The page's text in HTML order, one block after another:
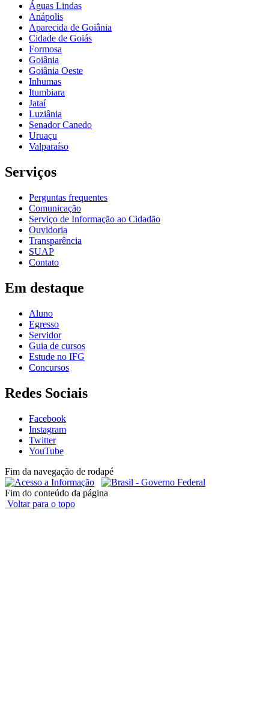
Águas Lindas
Anápolis
Aparecida de Goiânia
Cidade de Goiás
Formosa
Goiânia
Goiânia Oeste
Inhumas
Itumbiara
Jataí
Luziânia
Senador Canedo
Uruaçu
Valparaíso
Serviços
Perguntas frequentes
Comunicação
Serviço de Informação ao Cidadão
Ouvidoria
Transparência
SUAP
Contato
Em destaque
Aluno
Egresso
Servidor
Guia de cursos
Estude no IFG
Concursos
Redes Sociais
Facebook
Instagram
Twitter
YouTube
Fim da navegação de rodapé
Fim do conteúdo da página
Voltar para o topo